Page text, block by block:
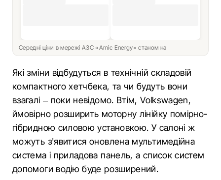
Середні ціни в мережі АЗС «Amic Energy» станом на
Які зміни відбудуться в технічній складовій
компактного хетчбека, та чи будуть вони
взагалі – поки невідомо. Втім, Volkswagen,
ймовірно розширить моторну лінійку помірно-
гібридною силовою установкою. У салоні ж
можуть з'явитися оновлена ​​мультимедійна
система і приладова панель, а список систем
допомоги водію буде розширений.